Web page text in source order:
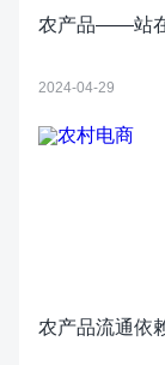
农产品——站
2024-04-29
农产品流通依